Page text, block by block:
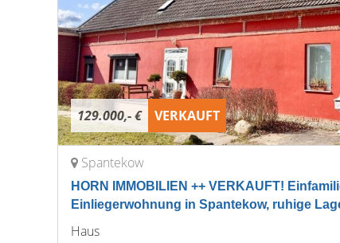
129.000,- € VERKAUFT
Spantekow
HORN IMMOBILIEN ++ VERKAUFT!
Einliegerwohnung in Spantekow, ruhige
Haus